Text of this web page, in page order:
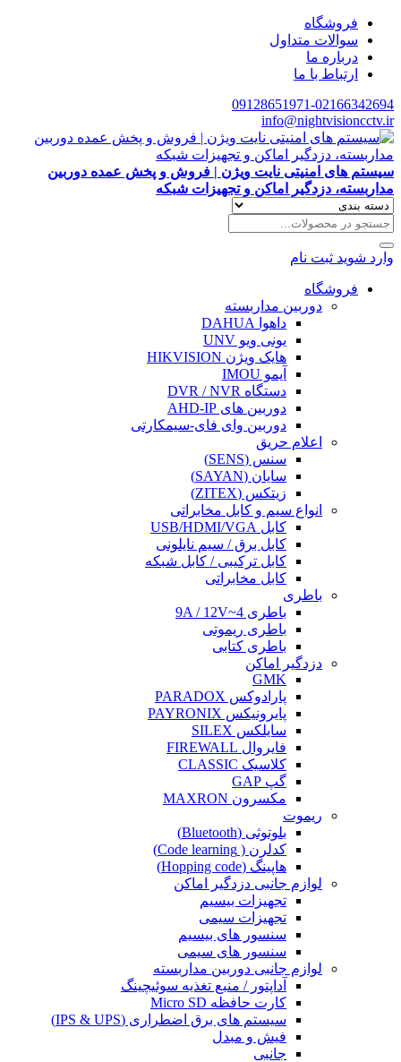
فروشگاه
سوالات متداول
درباره ما
ارتباط با ما
09128651971-02166342694
info@nightvisioncctv.ir
سیستم های امنیتی نایت ویژن | فروش و پخش عمده دوربین
مداربسته، دزدگیر اماکن و تجهیزات شبکه
وارد شوید ثبت نام
فروشگاه
دوربین مداربسته
داهوا DAHUA
یونی ویو UNV
هایک ویژن HIKVISION
آیمو IMOU
دستگاه DVR / NVR
دوربین های AHD-IP
دوربین وای فای-سیمکارتی
اعلام حریق
سنس (SENS)
سایان (SAYAN)
زیتکس (ZITEX)
انواع سیم و کابل مخابراتی
کابل USB/HDMI/VGA
کابل برق / سیم نایلونی
کابل ترکیبی / کابل شبکه
کابل مخابراتی
باطری
باطری 4~9A / 12V
باطری ریموتی
باطری کتابی
دزدگیر اماکن
GMK
پارادوکس PARADOX
پایرونیکس PAYRONIX
سایلکس SILEX
فایروال FIREWALL
کلاسیک CLASSIC
گپ GAP
مکسرون MAXRON
ریموت
بلوتوثی (Bluetooth)
کدلرن ( Code learning)
هاپینگ (Hopping code)
لوازم جانبی دزدگیر اماکن
تجهیزات بیسیم
تجهیزات سیمی
سنسور های بیسیم
سنسور های سیمی
لوازم جانبی دوربین مداربسته
آداپتور / منبع تغذیه سوئیچینگ
کارت حافظه Micro SD
سیستم های برق اضطراری (IPS & UPS)
فیش و مبدل
جانبی